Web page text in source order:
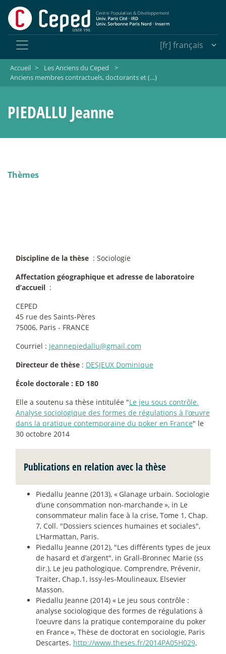
Accueil > Les Anciens du Ceped
>
Anciens membres contractuels, doctorants et (…)
PIEDALLU Jeanne
Thèmes
Discipline de la thèse : Sociologie
Affectation géographique et adresse de laboratoire
d’accueil :
CEPED
45 rue des Saints-Pères
75006, Paris - FRANCE
Courriel : jeannepiedallu@gmail.com
Directeur de thèse : DESJEUX Dominique
École doctorale : ED 180
Elle a soutenu sa thèse intitulée "Le jeu sous contrôle.
Analyse sociologique des formes de régulations à l’œuvre
dans la pratique contemporaine du poker en France" le
30 octobre 2014
Publications en relation avec la thèse
Piedallu Jeanne (2013), « Glanage urbain. Sociologie
d’une consommation non-marchande », in Le
consommateur malin face à la crise, Tome 1, Chap.
7, Coll. "Dossiers sciences humaines et sociales",
L’Harmattan, Paris.
Piedallu Jeanne (2012), "Les différents types de jeux
de hasard et d’argent", in Grall-Bronnec Marie (ss
dir.), Le jeu pathologique. Comprendre, Prévenir,
Traiter, Chap.1, Issy-les-Moulineaux, Elsevier
Masson.
Piedallu Jeanne (2014) « Le jeu sous contrôle :
analyse sociologique des formes de régulations à
l’oeuvre dans la pratique contemporaine du poker
en France », Thèse de doctorat en sociologie, Paris
Descartes. http://www.theses.fr/2014PA05H029.